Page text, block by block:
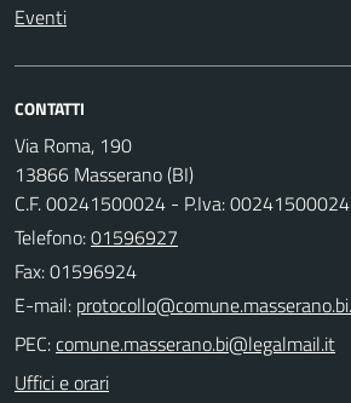
Eventi
CONTATTI
Via Roma, 190
13866 Masserano (BI)
C.F. 00241500024 - P.Iva: 00241500024
Telefono:01596927
Fax: 01596924
E-mail:
PEC:
Uffici e orari